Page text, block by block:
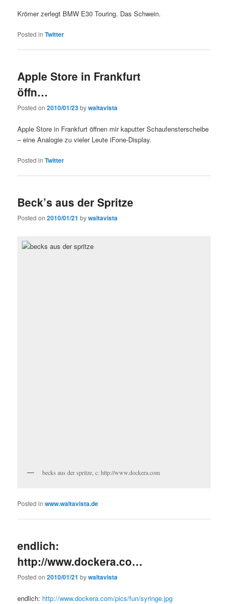
Krömer zerlegt BMW E30 Touring. Das Schwein.
Posted in Twitter
Apple Store in Frankfurt
öffn…
Posted on2010/01/23bywaltavista
Apple Store in Frankfurt öffnen mir kaputter Schaufensterscheibe
– eine Analogie zu vieler Leute iFone-Display.
Posted in Twitter
Beck’s aus der Spritze
Posted on2010/01/21 bywaltavista
becks aus der spritze, c: http://www.dockera.com
Posted in www.waltavista.de
endlich:
http://www.dockera.co…
Posted on2010/01/21 bywaltavista
endlich: http://www.dockera.com/pics/fun/syringe.jpg